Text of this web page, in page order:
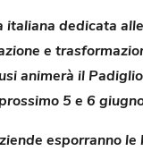
italiana dedicata
e
animerà il
5 e 6
esporranno le